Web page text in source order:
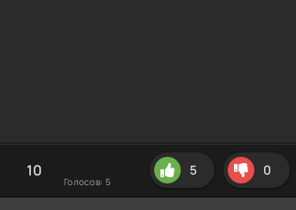
10
Голосов: 5
5 0